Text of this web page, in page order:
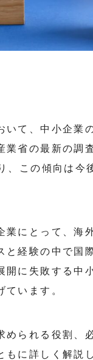
て、中小企業
省の最新の調
この傾向は今
にとって、海
経験の中で国
に失敗する中
います。
られる役割、
に詳しく解説